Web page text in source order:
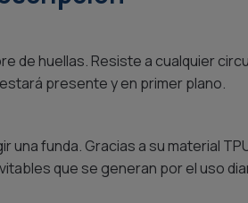
de huellas. Resiste a cualquier
presente y en primer plano.
funda. Gracias a su material
que se generan por el uso